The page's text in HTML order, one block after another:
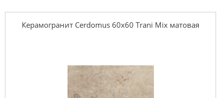
Керамогранит Cerdomus 60x60 Trani Mix матовая